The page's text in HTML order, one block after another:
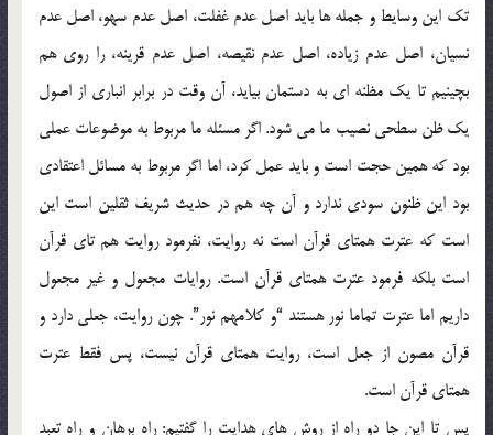
تک این وسایط و جمله ها باید اصل عدم غفلت، اصل عدم سهو، اصل عدم
نسیان، اصل عدم زیاده، اصل عدم نقیصه، اصل عدم قرینه، را روی هم
بچینیم تا یک مظنه ای به دستمان بیاید، آن وقت در برابر انباری از اصول
یک ظن سطحی نصیب ما می شود. اگر مسئله ما مربوط به موضوعات عملی
بود که همین حجت است و باید عمل کرد، اما اگر مربوط به مسائل اعتقادی
بود این ظنون سودی ندارد و آن چه هم در حدیث شریف ثقلین است این
است که عترت همتای قرآن است نه روایت، نفرمود روایت هم تای قرآن
است بلکه فرمود عترت همتای قرآن است. روایات مجعول و غیر مجعول
داریم اما عترت تماما نور هستند “و کلامهم نور”. چون روایت، جعلی دارد و
قرآن مصون از جعل است، روایت همتای قرآن نیست، پس فقط عترت
همتای قرآن است.
پس تا این جا دو راه از روش های هدایت را گفتیم: راه برهان و راه تعبد